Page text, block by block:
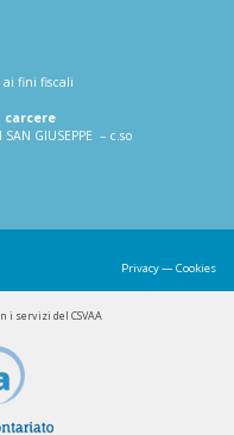
fini fiscali
carcere
GIUSEPPE – c.so
Privacy—Cookies
servizi del CSVAA